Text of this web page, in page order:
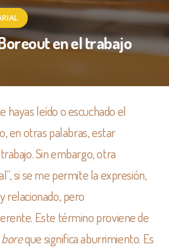
en el trabajo
leído o escuchado el
en otras palabras, estar
Sin embargo, otra
si se me permite la expresión,
relacionado, pero
Este término proviene de
boreque significa aburrimiento. Es